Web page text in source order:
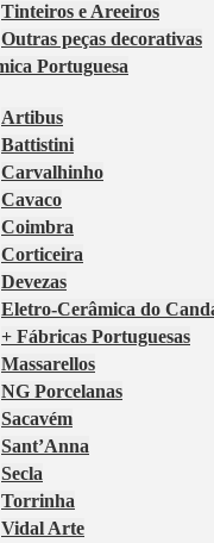
Tinteiros e Areeiros
Outras peças decorativas
Portuguesa
Artibus
Battistini
Carvalhinho
Cavaco
Coimbra
Corticeira
Devezas
Eletro-Cerâmica do
+ Fábricas Portuguesas
Massarellos
NG Porcelanas
Sacavém
Sant’Anna
Secla
Torrinha
Vidal Arte